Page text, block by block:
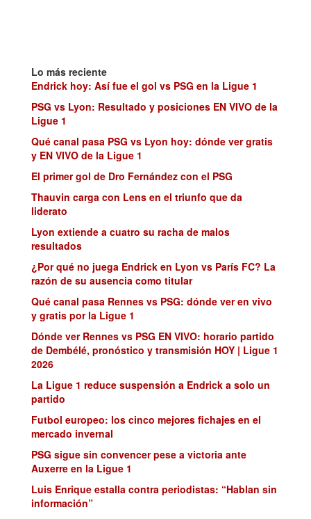
Lo más reciente
Endrick hoy: Así fue el gol vs PSG en la Ligue 1
PSG vs Lyon: Resultado y posiciones EN VIVO de la
Ligue 1
Qué canal pasa PSG vs Lyon hoy: dónde ver gratis
y EN VIVO de la Ligue 1
El primer gol de Dro Fernández con el PSG
Thauvin carga con Lens en el triunfo que da
liderato
Lyon extiende a cuatro su racha de malos
resultados
¿Por qué no juega Endrick en Lyon vs París FC? La
razón de su ausencia como titular
Qué canal pasa Rennes vs PSG: dónde ver en vivo
y gratis por la Ligue 1
Dónde ver Rennes vs PSG EN VIVO: horario partido
de Dembélé, pronóstico y transmisión HOY | Ligue 1
2026
La Ligue 1 reduce suspensión a Endrick a solo un
partido
Futbol europeo: los cinco mejores fichajes en el
mercado invernal
PSG sigue sin convencer pese a victoria ante
Auxerre en la Ligue 1
Luis Enrique estalla contra periodistas: “Hablan sin
información”